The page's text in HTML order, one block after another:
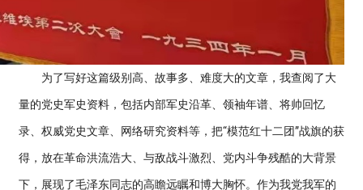
为了写好这篇级别高、故事多、难度大的文章，我查阅了大
量的党史军史资料，包括内部军史沿革、领袖年谱、将帅回忆
录、权威党史文章、网络研究资料等，把“模范红十二团”战旗的获
得，放在革命洪流浩大、与敌战斗激烈、党内斗争残酷的大背景
下，展现了毛泽东同志的高瞻远瞩和博大胸怀。作为我党我军的